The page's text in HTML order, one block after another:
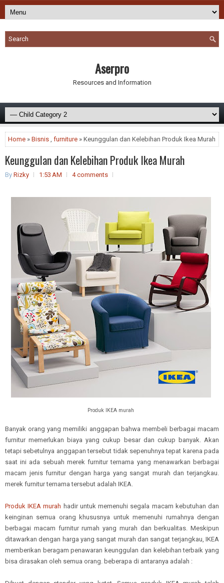
Aserpro
Resources and Information
Home » Bisnis , furniture » Keunggulan dan Kelebihan Produk Ikea Murah
Keunggulan dan Kelebihan Produk Ikea Murah
By Rizky 1:53 AM 4 comments
Produk IKEA murah
Banyak orang yang memiliki anggapan bahwa membeli berbagai macam
furnitur memerlukan biaya yang cukup besar dan cukup banyak. Akan
tetapi sebetulnya anggapan tersebut tidak sepenuhnya tepat karena pada
saat ini ada sebuah merek furnitur ternama yang menawarkan berbagai
macam jenis furnitur dengan harga yang sangat murah dan terjangkau.
merek furnitur ternama tersebut adalah IKEA.
Produk IKEA murah hadir untuk memenuhi segala macam kebutuhan dan
keinginan semua orang khususnya untuk memenuhi rumahnya dengan
berbagai macam furnitur rumah yang murah dan berkualitas. Meskipun
ditawarkan dengan harga yang sangat murah dan sangat terjangkau, IKEA
memberikan beragam penawaran keunggulan dan kelebihan terbaik yang
bisa dirasakan oleh semua orang. beberapa di antaranya adalah :